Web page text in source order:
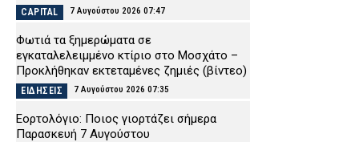
CAPITAL 7 Αυγούστου 2026 07:47
Φωτιά τα ξημερώματα σε
εγκαταλελειμμένο κτίριο στο Μοσχάτο –
Προκλήθηκαν εκτεταμένες ζημιές (βίντεο)
ΕΙΔΗΣΕΙΣ 7 Αυγούστου 2026 07:35
Εορτολόγιο: Ποιος γιορτάζει σήμερα
Παρασκευή 7 Αυγούστου